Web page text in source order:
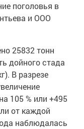
поголовья в
и ООО
25832 тонн
дойного стада
В разрезе
105 % или +495
от каждой
наблюдалась